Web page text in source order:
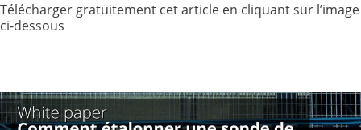
Télécharger gratuitement cet article en cliquant sur l’image
ci-dessous